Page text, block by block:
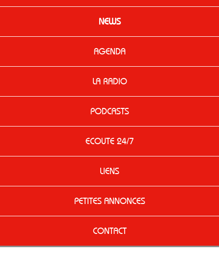
NEWS
AGENDA
LA RADIO
PODCASTS
ECOUTE 24/7
LIENS
PETITES ANNONCES
CONTACT